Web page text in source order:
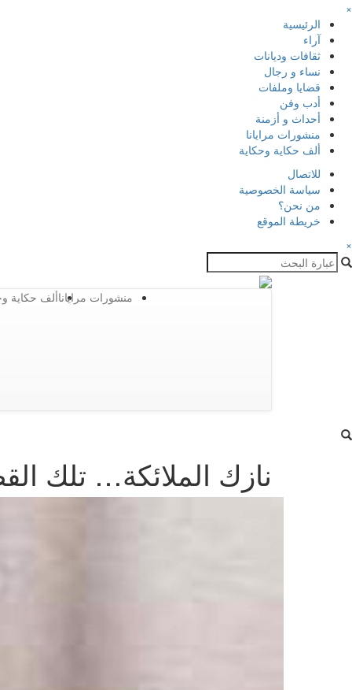
×
الرئيسية
آراء
ثقافات وديانات
نساء و رجال
قضايا وملفات
أدب وفن
أحداث و أزمنة
منشورات مرايانا
ألف حكاية وحكاية
للاتصال
سياسة الخصوصية
من نحن؟
خريطة الموقع
×
ألف حكايةمنشورات مرايانا
نازك الملائكة… تلك